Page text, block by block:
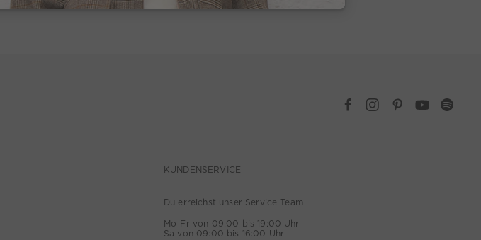
KUNDENSERVICE
Du erreichst unser Service Team
Mo-Fr von 09:00 bis 19:00 Uhr
Sa von 09:00 bis 16:00 Uhr